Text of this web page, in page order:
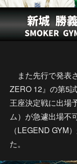
また先行で発表
ZERO 12』の第5
王座決定戦に出場
ム）が急遽出場不
（LEGEND GYM
た。